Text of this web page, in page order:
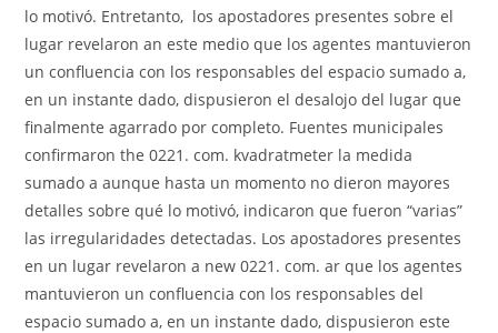
lo motivó. Entretanto, los apostadores presentes sobre el
lugar revelaron an este medio que los agentes mantuvieron
un confluencia con los responsables del espacio sumado a,
en un instante dado, dispusieron el desalojo del lugar que
finalmente agarrado por completo. Fuentes municipales
confirmaron the 0221. com. kvadratmeter la medida
sumado a aunque hasta un momento no dieron mayores
detalles sobre qué lo motivó, indicaron que fueron “varias”
las irregularidades detectadas. Los apostadores presentes
en un lugar revelaron a new 0221. com. ar que los agentes
mantuvieron un confluencia con los responsables del
espacio sumado a, en un instante dado, dispusieron este